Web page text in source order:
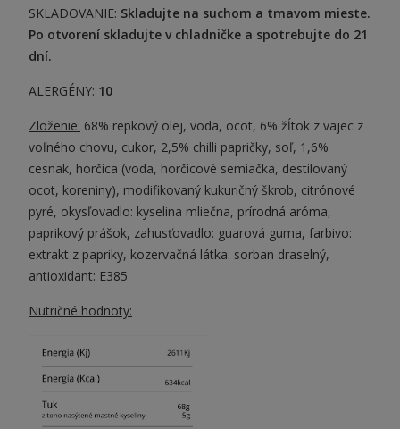
SKLADOVANIE: Skladujte na suchom a tmavom mieste.
Po otvorení skladujte v chladničke a spotrebujte do 21
dní.
ALERGÉNY: 10
Zloženie: 68% repkový olej, voda, ocot, 6% žĺtok z vajec z
voľného chovu, cukor, 2,5% chilli papričky, soľ, 1,6%
cesnak, horčica (voda, horčicové semiačka, destilovaný
ocot, koreniny), modifikovaný kukuričný škrob, citrónové
pyré, okysľovadlo: kyselina mliečna, prírodná aróma,
paprikový prášok, zahusťovadlo: guarová guma, farbivo:
extrakt z papriky, kozervačná látka: sorban draselný,
antioxidant: E385
Nutričné hodnoty: